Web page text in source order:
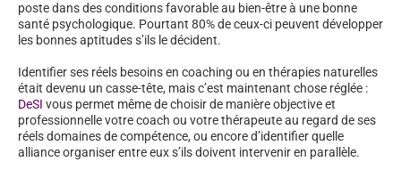
poste dans des conditions favorable au bien-être à une bonne
santé psychologique. Pourtant 80% de ceux-ci peuvent développer
les bonnes aptitudes s’ils le décident.
Identifier ses réels besoins en coaching ou en thérapies naturelles
était devenu un casse-tête, mais c’est maintenant chose réglée :
DeSI vous permet même de choisir de manière objective et
professionnelle votre coach ou votre thérapeute au regard de ses
réels domaines de compétence, ou encore d’identifier quelle
alliance organiser entre eux s’ils doivent intervenir en parallèle.